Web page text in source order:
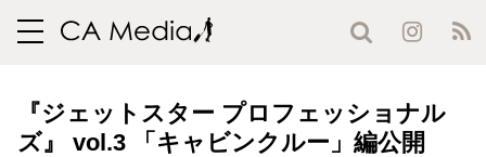
toggle
『ジェットスター プロフェッショナル
ズ』 vol.3 「キャビンクルー」編公開